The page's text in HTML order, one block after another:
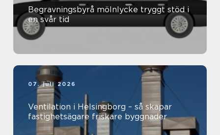
Begravningsbyrå mölnlycke tryggt stöd i
en svår tid
07. juli 2026
Ventilation i Helsingborg – så skapar
fastighetsägare friskare byggnader